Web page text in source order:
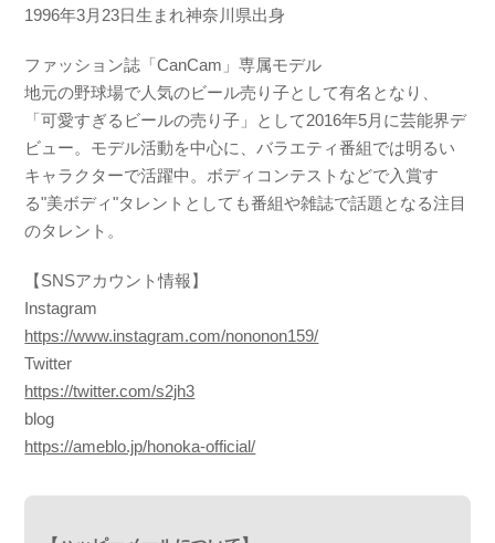
1996年3月23日生まれ神奈川県出身
ファッション誌「CanCam」専属モデル
地元の野球場で人気のビール売り子として有名となり、
「可愛すぎるビールの売り子」として2016年5月に芸能界デ
ビュー。モデル活動を中心に、バラエティ番組では明るい
キャラクターで活躍中。ボディコンテストなどで入賞す
る"美ボディ"タレントとしても番組や雑誌で話題となる注目
のタレント。
【SNSアカウント情報】
Instagram
https://www.instagram.com/nononon159/
Twitter
https://twitter.com/s2jh3
blog
https://ameblo.jp/honoka-official/